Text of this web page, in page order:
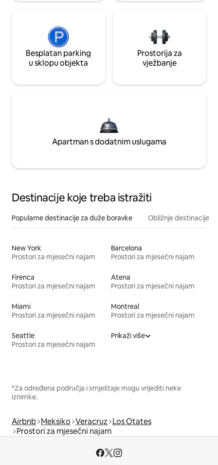
Besplatan parking
u sklopu objekta
Prostorija za
vježbanje
Apartman s dodatnim uslugama
Destinacije koje treba istražiti
Popularne destinacije za duže boravke Obližnje destinacije
New York
Prostori za mjesečni najam
Barcelona
Prostori za mjesečni najam
Firenca
Prostori za mjesečni najam
Atena
Prostori za mjesečni najam
Miami
Prostori za mjesečni najam
Montreal
Prostori za mjesečni najam
Seattle
Prostori za mjesečni najam
Prikaži više
*Za određena područja i smještaje mogu vrijediti neke
iznimke.
Airbnb Meksiko Veracruz Los Otates
Prostori za mjesečni najam